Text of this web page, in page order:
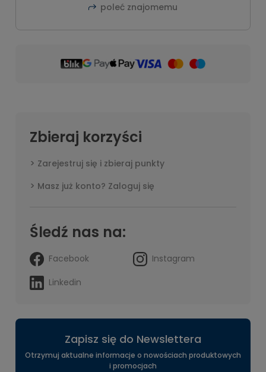
poleć znajomemu
Zbieraj korzyści
Zarejestruj się i zbieraj punkty
Masz już konto? Zaloguj się
Śledź nas na:
Facebook
Instagram
Linkedin
Zapisz się do Newslettera
Otrzymuj aktualne informacje o nowościach produktowych
i promocjach